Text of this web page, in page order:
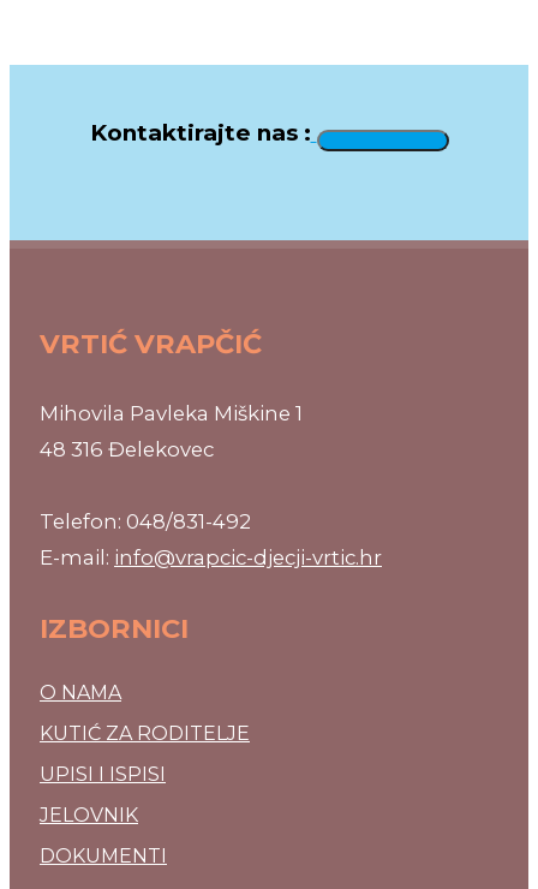
Kontaktirajte nas :
VRTIĆ VRAPČIĆ
Mihovila Pavleka Miškine 1
48 316 Đelekovec
Telefon: 048/831-492
E-mail: info@vrapcic-djecji-vrtic.hr
IZBORNICI
O NAMA
KUTIĆ ZA RODITELJE
UPISI I ISPISI
JELOVNIK
DOKUMENTI